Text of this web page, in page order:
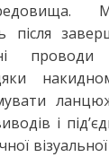
після
і
візуальної